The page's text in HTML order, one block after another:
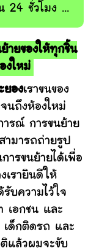
24 ชั่วโมง ...
ายของให้ทุกชิ้น
งใหม่
ยองเราขนของ
นถึงห้องใหม่
ารณ์ การขนย้าย
ามารถถ่ายรูป
ารขนย้ายได้เพื่อ
เรายินดีให้
บความไว้ใจ
เอกชน และ
เด็กติดรถ และ
แล้วผมจะขับ